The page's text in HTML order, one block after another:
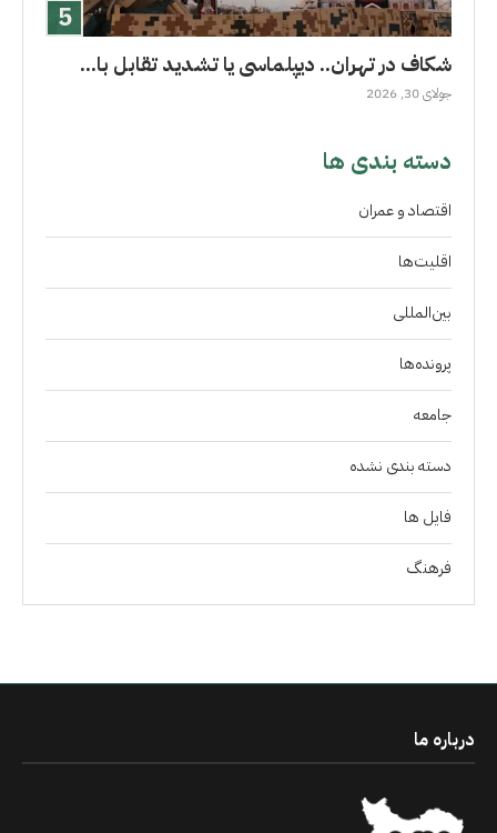
شکاف در تهران.. دیپلماسی یا تشدید تقابل با...
جولای 30, 2026
دسته بندی ها
اقتصاد و عمران
اقلیت‌ها
بین‌المللی
پرونده‌ها
جامعه
دسته بندی نشده
فايل ها
فرهنگ
درباره ما